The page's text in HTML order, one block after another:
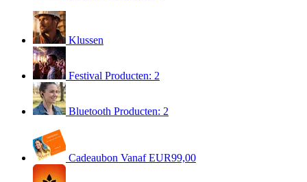
Klussen
Festival Producten: 2
Bluetooth Producten: 2
Cadeaubon Vanaf EUR99,00